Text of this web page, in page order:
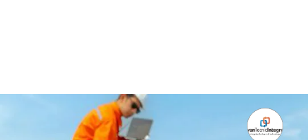
Avantecnic Integra S.L
Servicios de telecomunicaciones